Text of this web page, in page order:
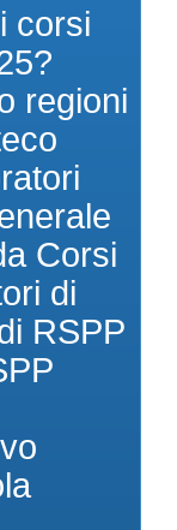
corsi
regioni
Corsi
di
RSPP